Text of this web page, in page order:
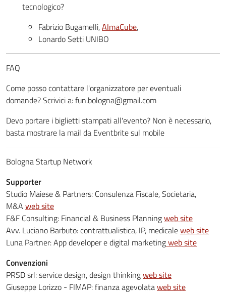
tecnologico?
Fabrizio Bugamelli,AlmaCube,
Lonardo Setti UNIBO
FAQ
Come posso contattare l'organizzatore per eventuali
domande? Scrivici a: fun.bologna@gmail.com
Devo portare i biglietti stampati all'evento? Non è necessario,
basta mostrare la mail da Eventbrite sul mobile
Bologna Startup Network
Supporter
Studio Maiese & Partners: Consulenza Fiscale, Societaria,
M&A web site
F&F Consulting: Financial & Business Planningweb site
Avv. Luciano Barbuto: contrattualistica, IP, medicaleweb site
Luna Partner: App developer e digital marketingweb site
Convenzioni
PRSD srl: service design, design thinkingweb site
Giuseppe Lorizzo - FIMAP: finanza agevolataweb site